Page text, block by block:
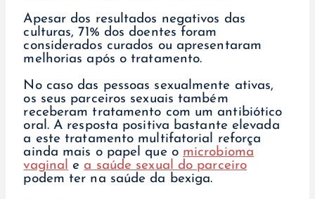
Apesar dos resultados negativos das
culturas, 71% dos doentes foram
considerados curados ou apresentaram
melhorias após o tratamento.
No caso das pessoas sexualmente ativas,
os seus parceiros sexuais também
receberam tratamento com um antibiótico
oral. A resposta positiva bastante elevada
a este tratamento multifatorial reforça
ainda mais o papel que o microbioma
vaginal e a saúde sexual do parceiro
podem ter na saúde da bexiga.